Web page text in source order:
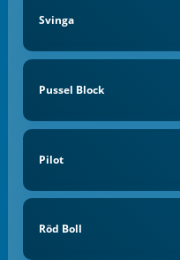
Svinga
Pussel Block
Pilot
Röd Boll